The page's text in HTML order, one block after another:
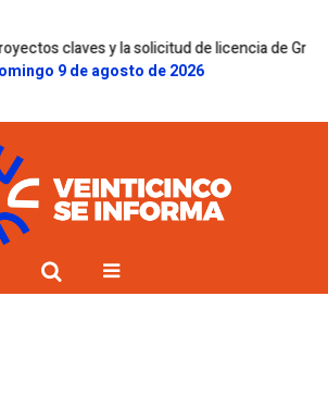
y la solicitud de licencia de Gregorini
Dolor
9 de agosto de 2026